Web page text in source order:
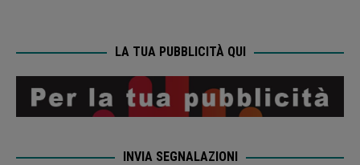
LA TUA PUBBLICITÀ QUI
INVIA SEGNALAZIONI